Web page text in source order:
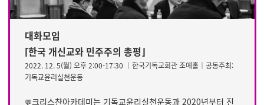
대화모임
⌈한국 개신교와 민주주의 총평⌋
2022. 12. 5(월) 오후 2:00-17:30 │한국기독교회관 조에홀│공동주최:
기독교윤리실천운동
💬크리스챤아카데미는 기독교윤리실천운동과 2020년부터 진